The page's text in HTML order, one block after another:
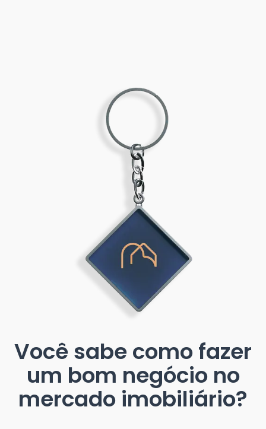
Você sabe como fazer
um bom negócio no
mercado imobiliário?